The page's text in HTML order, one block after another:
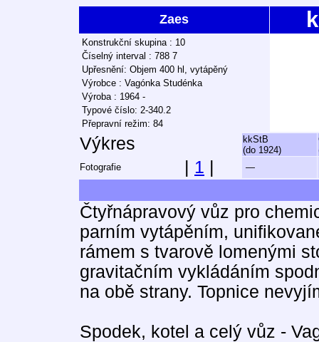
Zaes
Konstrukční skupina : 10
Číselný interval : 788 7
Upřesnění: Objem 400 hl, vytápěný
Výrobce : Vagónka Studénka
Výroba : 1964 -
Typové číslo: 2-340.2
Přepravní režim: 84
Výkres
kkStB
(do 1924)
Fotografie
1 —
Čtyřnápravový vůz pro
parním vytápěním,
rámem s tvarově lomenými
gravitačním vykládáním
na obě strany. Topnice
Spodek, kotel a celý vůz -